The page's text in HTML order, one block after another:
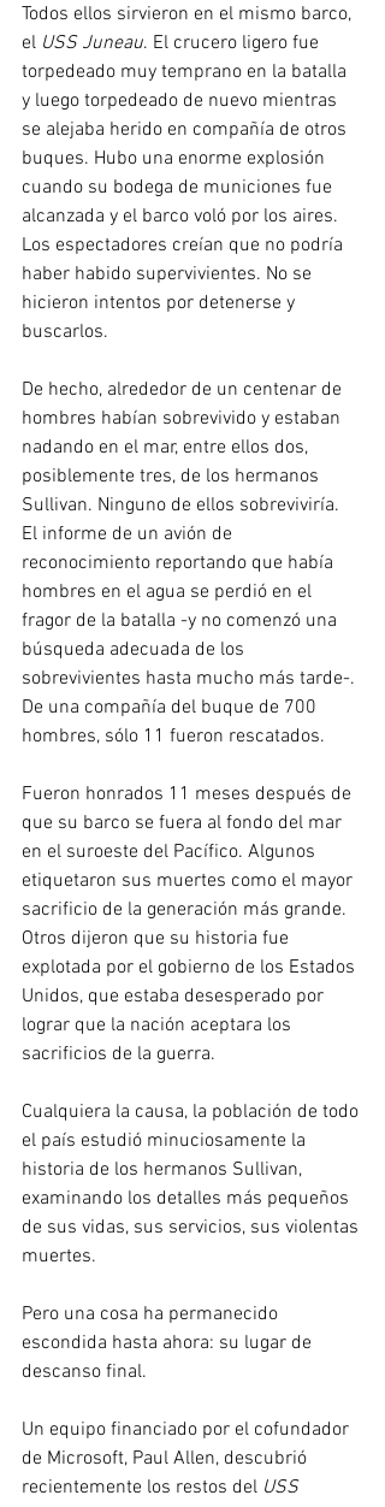
Todos ellos sirvieron en el mismo barco,
el USS Juneau. El crucero ligero fue
torpedeado muy temprano en la batalla
y luego torpedeado de nuevo mientras
se alejaba herido en compañía de otros
buques. Hubo una enorme explosión
cuando su bodega de municiones fue
alcanzada y el barco voló por los aires.
Los espectadores creían que no podría
haber habido supervivientes. No se
hicieron intentos por detenerse y
buscarlos.
De hecho, alrededor de un centenar de
hombres habían sobrevivido y estaban
nadando en el mar, entre ellos dos,
posiblemente tres, de los hermanos
Sullivan. Ninguno de ellos sobreviviría.
El informe de un avión de
reconocimiento reportando que había
hombres en el agua se perdió en el
fragor de la batalla -y no comenzó una
búsqueda adecuada de los
sobrevivientes hasta mucho más tarde-.
De una compañía del buque de 700
hombres, sólo 11 fueron rescatados.
Fueron honrados 11 meses después de
que su barco se fuera al fondo del mar
en el suroeste del Pacífico. Algunos
etiquetaron sus muertes como el mayor
sacrificio de la generación más grande.
Otros dijeron que su historia fue
explotada por el gobierno de los Estados
Unidos, que estaba desesperado por
lograr que la nación aceptara los
sacrificios de la guerra.
Cualquiera la causa, la población de todo
el país estudió minuciosamente la
historia de los hermanos Sullivan,
examinando los detalles más pequeños
de sus vidas, sus servicios, sus violentas
muertes.
Pero una cosa ha permanecido
escondida hasta ahora: su lugar de
descanso final.
Un equipo financiado por el cofundador
de Microsoft, Paul Allen, descubrió
recientemente los restos del USS